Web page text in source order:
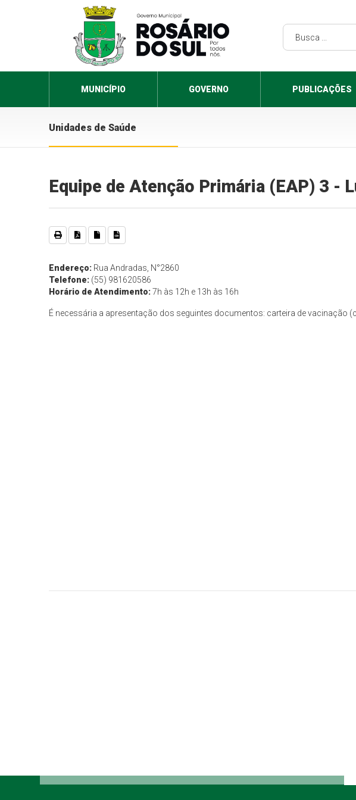
MUNICÍPIO GOVERNO PUBLICAÇÕES
Unidades de Saúde
Equipe de Atenção Primária (EAP) 3 -
Endereço: Rua Andradas, N°2860
Telefone: (55) 981620586
Horário de Atendimento:7h às 12h e 13h às 16h
É necessária a apresentação dos seguintes documentos: carteira de vacinação